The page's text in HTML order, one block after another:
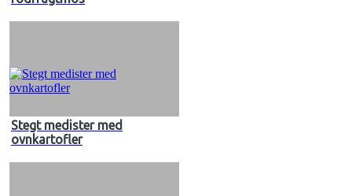
Stegt medister med
ovnkartofler